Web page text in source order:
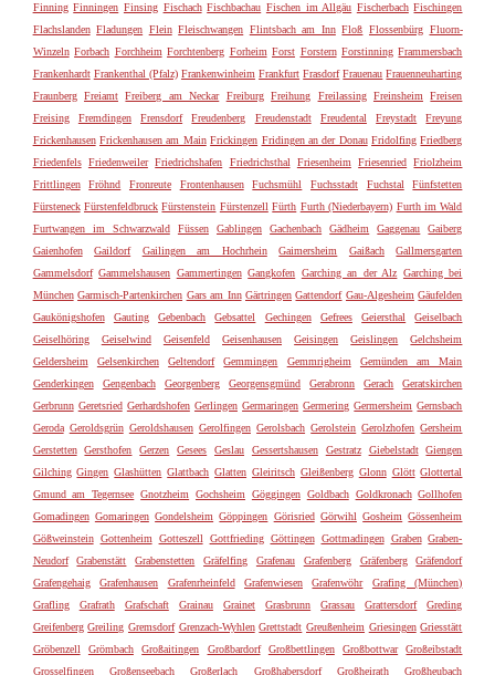
Finning Finningen Finsing Fischach Fischbachau Fischen im Allgäu Fischerbach Fischingen
Flachslanden Fladungen Flein Fleischwangen Flintsbach am Inn Floß Flossenbürg Fluorn-
Winzeln Forbach Forchheim Forchtenberg Forheim Forst Forstern Forstinning Frammersbach
Frankenhardt Frankenthal (Pfalz) Frankenwinheim Frankfurt Frasdorf Frauenau Frauenneuharting
Fraunberg Freiamt Freiberg am Neckar Freiburg Freihung Freilassing Freinsheim
Freisen
Freising
Fremdingen Frensdorf Freudenberg Freudenstadt Freudental Freystadt
Freyung
Frickenhausen Frickenhausen am Main Frickingen Fridingen an der Donau Fridolfing Friedberg
Friedenfels Friedenweiler Friedrichshafen Friedrichsthal Friesenheim Friesenried Friolzheim
Frittlingen
Fröhnd Fronreute Frontenhausen Fuchsmühl Fuchsstadt Fuchstal
Fünfstetten
Fürsteneck Fürstenfeldbruck Fürstenstein Fürstenzell Fürth Furth (Niederbayern) Furth im Wald
Furtwangen im Schwarzwald
Füssen Gablingen Gachenbach Gädheim Gaggenau
Gaiberg
Gaienhofen
Gaildorf Gailingen am Hochrhein Gaimersheim Gaißach
Gallmersgarten
Gammelsdorf Gammelshausen Gammertingen Gangkofen Garching an der Alz Garching bei
München Garmisch-Partenkirchen Gars am Inn Gärtringen Gattendorf Gau-Algesheim Gäufelden
Gaukönigshofen
Gauting Gebenbach Gebsattel Gechingen Gefrees Geiersthal
Geiselbach
Geiselhöring
Geiselwind Geisenfeld Geisenhausen Geisingen Geislingen
Gelchsheim
Geldersheim
Gelsenkirchen Geltendorf Gemmingen Gemmrigheim
Gemünden am Main
Genderkingen
Gengenbach Georgenberg Georgensgmünd Gerabronn Gerach
Geratskirchen
Gerbrunn Geretsried Gerhardshofen Gerlingen Germaringen Germering Germersheim Gernsbach
Geroda Geroldsgrün Geroldshausen Gerolfingen Gerolsbach Gerolstein Gerolzhofen Gersheim
Gerstetten
Gersthofen Gerzen Gesees Geslau Gessertshausen Gestratz Giebelstadt
Giengen
Gilching Gingen Glashütten Glattbach Glatten Gleiritsch Gleißenberg Glonn Glött Glottertal
Gmund am Tegernsee Gnotzheim Gochsheim Göggingen Goldbach Goldkronach Gollhofen
Gomadingen Gomaringen Gondelsheim Göppingen Görisried Görwihl Gosheim Gössenheim
Gößweinstein Gottenheim Gotteszell Gottfrieding Göttingen Gottmadingen Graben Graben-
Neudorf
Grabenstätt Grabenstetten Gräfelfing Grafenau Grafenberg Gräfenberg
Gräfendorf
Grafengehaig
Grafenhausen Grafenrheinfeld Grafenwiesen Grafenwöhr
Grafing (München)
Grafling
Grafrath Grafschaft Grainau Grainet Grasbrunn Grassau Grattersdorf
Greding
Greifenberg Greiling Gremsdorf Grenzach-Wyhlen Grettstadt Greußenheim Griesingen Griesstätt
Gröbenzell
Grömbach Großaitingen Großbardorf Großbettlingen Großbottwar
Großeibstadt
Grosselfingen
Großenseebach Großerlach Großhabersdorf Großheirath
Großheubach